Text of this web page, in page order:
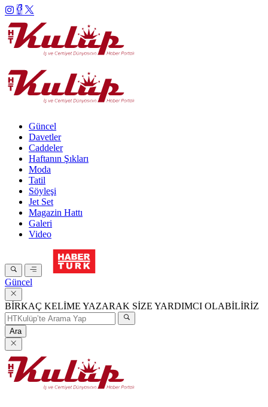
Güncel
Davetler
Caddeler
Haftanın Şıkları
Moda
Tatil
Söyleşi
Jet Set
Magazin Hattı
Galeri
Video
Güncel
BİRKAÇ KELİME YAZARAK SİZE YARDIMCI OLABİLİRİZ
Ara